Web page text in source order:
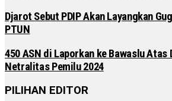
Djarot Sebut PDIP Akan Layangkan
PTUN
450 ASN di Laporkan ke Bawaslu Atas
Netralitas Pemilu 2024
PILIHAN EDITOR